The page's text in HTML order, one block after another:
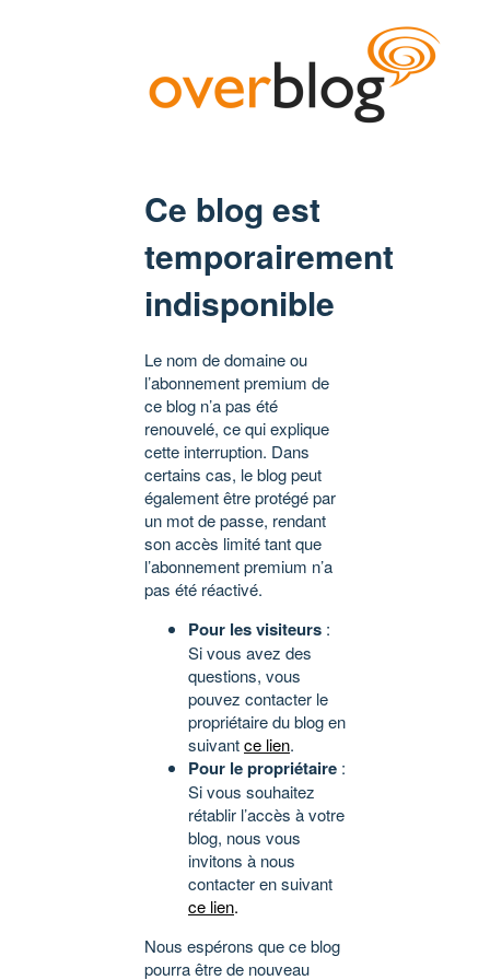
Ce blog est
temporairement
indisponible
Le nom de domaine ou
l’abonnement premium de
ce blog n’a pas été
renouvelé, ce qui explique
cette interruption. Dans
certains cas, le blog peut
également être protégé par
un mot de passe, rendant
son accès limité tant que
l’abonnement premium n’a
pas été réactivé.
Pour les visiteurs :
Si vous avez des
questions, vous
pouvez contacter le
propriétaire du blog en
suivantce lien.
Pour le propriétaire :
Si vous souhaitez
rétablir l’accès à votre
blog, nous vous
invitons à nous
contacter en suivant
ce lien.
Nous espérons que ce blog
pourra être de nouveau